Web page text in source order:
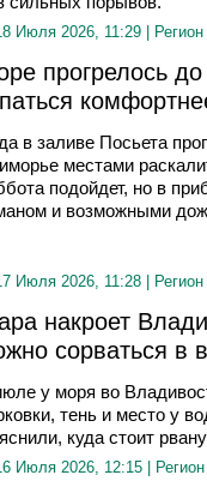
Июля 2026, 11:29 |
прогрелось
в заливе Посьета
местами
подойдет, но в
и возможными
Июля 2026, 11:28 |
накроет
сорваться в
у моря во
тень и место у
куда стоит
Июля 2026, 12:15 |